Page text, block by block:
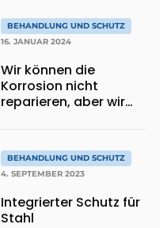
BEHANDLUNG UND SCHUTZ
16. JANUAR 2024
Wir können die
Korrosion nicht
reparieren, aber wir
BEHANDLUNG UND SCHUTZ
4. SEPTEMBER 2023
Integrierter Schutz für
Stahl